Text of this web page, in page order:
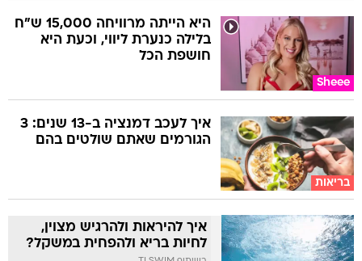
Sheee
היא הייתה מרוויחה 15,000 ש"ח
בלילה כנערת ליווי, וכעת היא
חושפת הכל
בריאות
איך לעכב דמנציה ב-13 שנים: 3
הגורמים שאתם שולטים בהם
איך להיראות ולהרגיש מצוין,
לחיות בריא ולהפחית במשקל?